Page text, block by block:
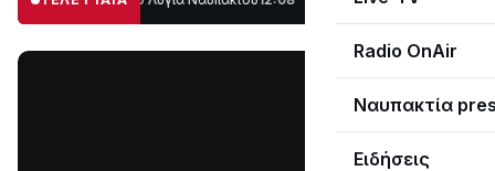
Radio OnAir
Ναυπακτία
Ειδήσεις